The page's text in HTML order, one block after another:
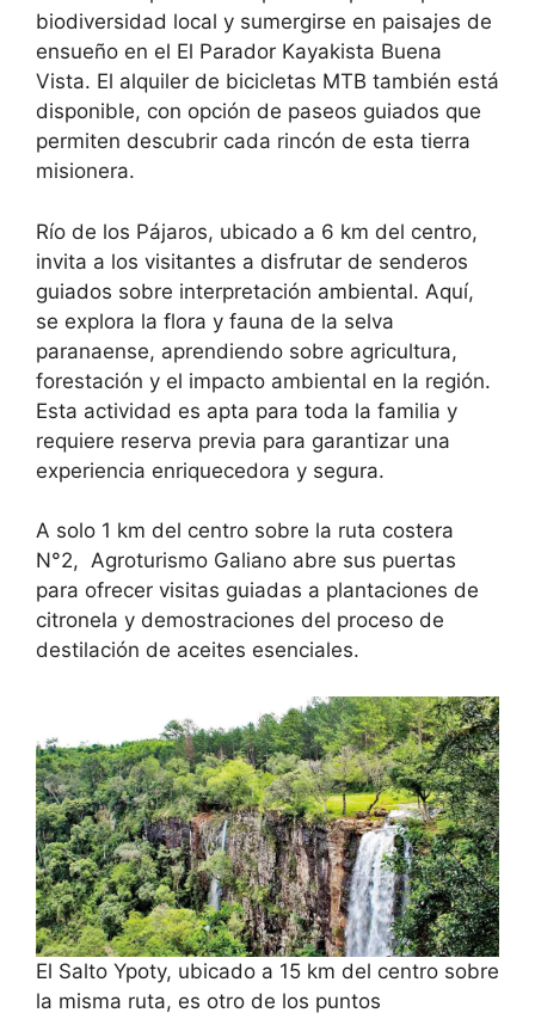
biodiversidad local y sumergirse en paisajes de
ensueño en el El Parador Kayakista Buena
Vista. El alquiler de bicicletas MTB también está
disponible, con opción de paseos guiados que
permiten descubrir cada rincón de esta tierra
misionera.
Río de los Pájaros, ubicado a 6 km del centro,
invita a los visitantes a disfrutar de senderos
guiados sobre interpretación ambiental. Aquí,
se explora la flora y fauna de la selva
paranaense, aprendiendo sobre agricultura,
forestación y el impacto ambiental en la región.
Esta actividad es apta para toda la familia y
requiere reserva previa para garantizar una
experiencia enriquecedora y segura.
A solo 1 km del centro sobre la ruta costera
N°2, Agroturismo Galiano abre sus puertas
para ofrecer visitas guiadas a plantaciones de
citronela y demostraciones del proceso de
destilación de aceites esenciales.
El Salto Ypoty, ubicado a 15 km del centro sobre
la misma ruta, es otro de los puntos